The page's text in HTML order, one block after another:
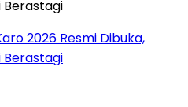
2026 Resmi Dibuka,
Berastagi